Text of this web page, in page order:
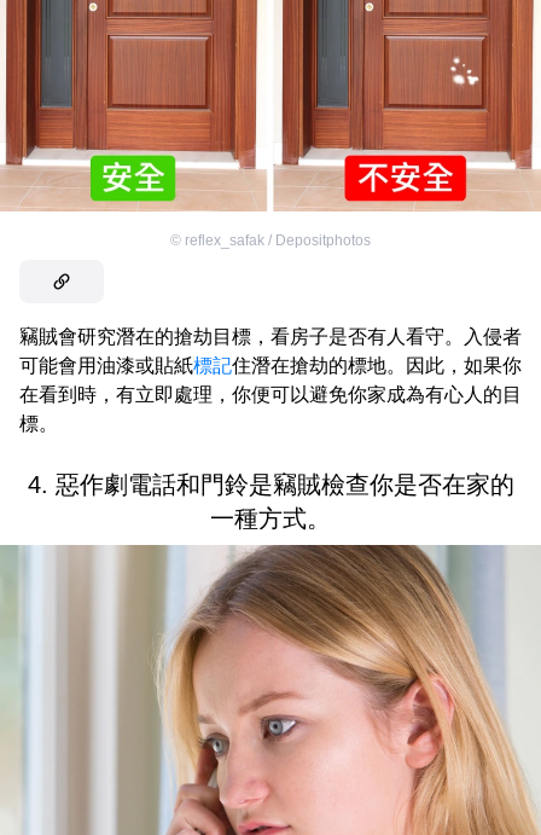
© reflex_safak / Depositphotos
竊賊會研究潛在的搶劫目標，看房子是否有人看守。入侵者
可能會用油漆或貼紙標記住潛在搶劫的標地。因此，如果你
在看到時，有立即處理，你便可以避免你家成為有心人的目
標。
4. 惡作劇電話和門鈴是竊賊檢查你是否在家的
一種方式。